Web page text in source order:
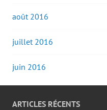
août 2016
juillet 2016
juin 2016
ARTICLES RÉCENTS